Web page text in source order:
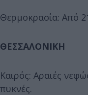
Θερμοκρασία: Από
ΘΕΣΣΑΛΟΝΙΚΗ
Καιρός: Αραιές
πυκνές.